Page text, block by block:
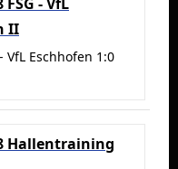
II
VfL Eschhofen 1:0
Hallentraining